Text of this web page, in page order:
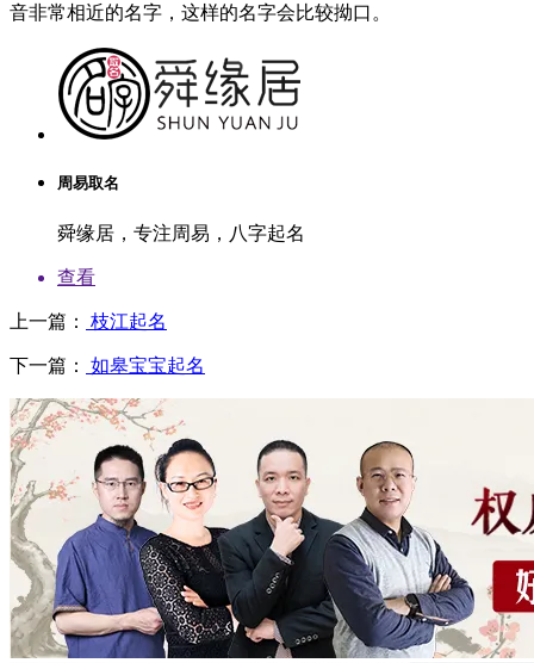
音非常相近的名字，这样的名字会比较拗口。
周易取名
舜缘居，专注周易，八字起名
查看
上一篇： 枝江起名
下一篇： 如皋宝宝起名